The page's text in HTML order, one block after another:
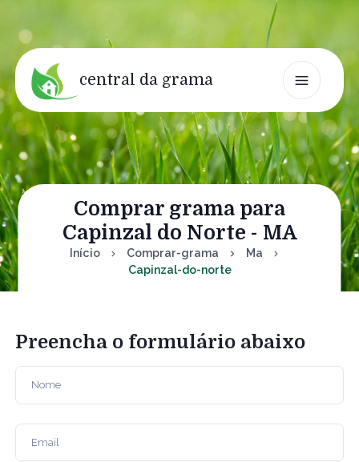
central da grama
Comprar grama para
Capinzal do Norte - MA
Início Comprar-grama
Ma
Capinzal-do-norte
Preencha o formulário abaixo